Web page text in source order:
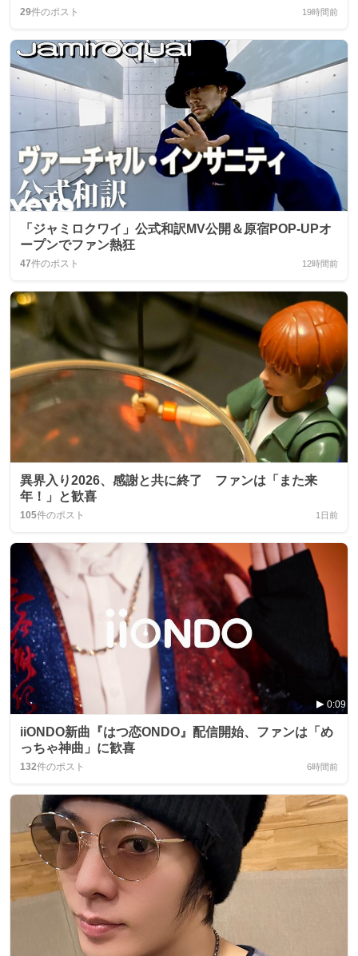
29件のポスト 19時間前
「ジャミロクワイ」公式和訳MV公開＆原宿POP‑UPオ
ープンでファン熱狂
47件のポスト 12時間前
異界入り2026、感謝と共に終了 ファンは「また来
年！」と歓喜
105件のポスト 1日前
0:09
iiONDO新曲『はつ恋ONDO』配信開始、ファンは「め
っちゃ神曲」に歓喜
132件のポスト 6時間前